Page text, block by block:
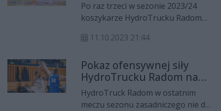
Po raz trzeci w sezonie 2023/24
koszykarze HydroTrucku Radom
Tym razem przegrali na wyjeździe z
11.10.2023 21:44
Pokaz ofensywnej siły
HydroTrucku Radom na
koniec sezonu
zasadniczego. Teraz już
HydroTruck Radom w ostatnim
meczu sezonu zasadniczego nie dał